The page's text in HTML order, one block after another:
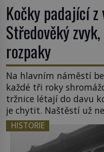
Kočky padající z
Středověký
rozpaky
Na hlavním náměstí
každé tři roky
tržnice létají do davu
je chytit. Naštěstí už
jenom o plyšové
Tato veselá podívaná
nejpodivnějších a
HISTORIE